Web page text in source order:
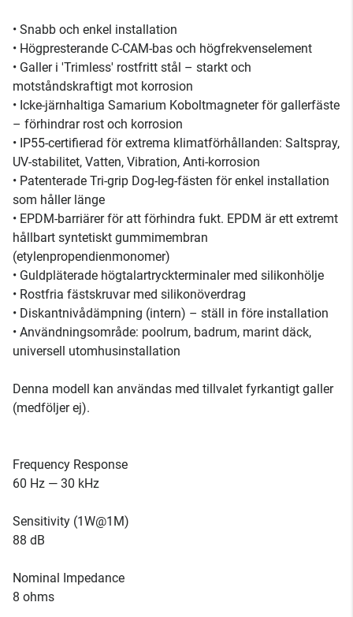
• Snabb och enkel installation
• Högpresterande C-CAM-bas och högfrekvenselement
• Galler i 'Trimless' rostfritt stål – starkt och
motståndskraftigt mot korrosion
• Icke-järnhaltiga Samarium Koboltmagneter för gallerfäste
– förhindrar rost och korrosion
• IP55-certifierad för extrema klimatförhållanden: Saltspray,
UV-stabilitet, Vatten, Vibration, Anti-korrosion
• Patenterade Tri-grip Dog-leg-fästen för enkel installation
som håller länge
• EPDM-barriärer för att förhindra fukt. EPDM är ett extremt
hållbart syntetiskt gummimembran
(etylenpropendienmonomer)
• Guldpläterade högtalartryckterminaler med silikonhölje
• Rostfria fästskruvar med silikonöverdrag
• Diskantnivådämpning (intern) – ställ in före installation
• Användningsområde: poolrum, badrum, marint däck,
universell utomhusinstallation
Denna modell kan användas med tillvalet fyrkantigt galler
(medföljer ej).
Frequency Response
60 Hz — 30 kHz
Sensitivity (1W@1M)
88 dB
Nominal Impedance
8 ohms